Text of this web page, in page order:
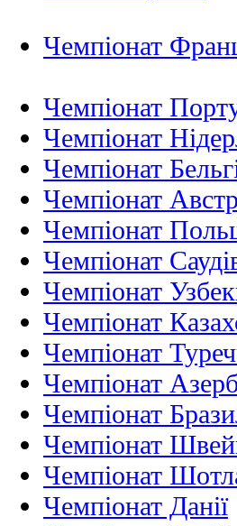
Чемпіонат
Чемпіонат
Чемпіонат
Чемпіонат
Чемпіонат
Чемпіонат
Чемпіонат
Чемпіонат
Чемпіонат
Чемпіонат
Чемпіонат
Чемпіонат
Чемпіонат
Чемпіонат
Чемпіонат Данії